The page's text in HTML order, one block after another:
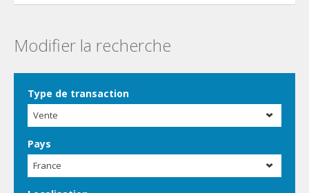
Modifier la recherche
Type de transaction
Vente
Pays
France